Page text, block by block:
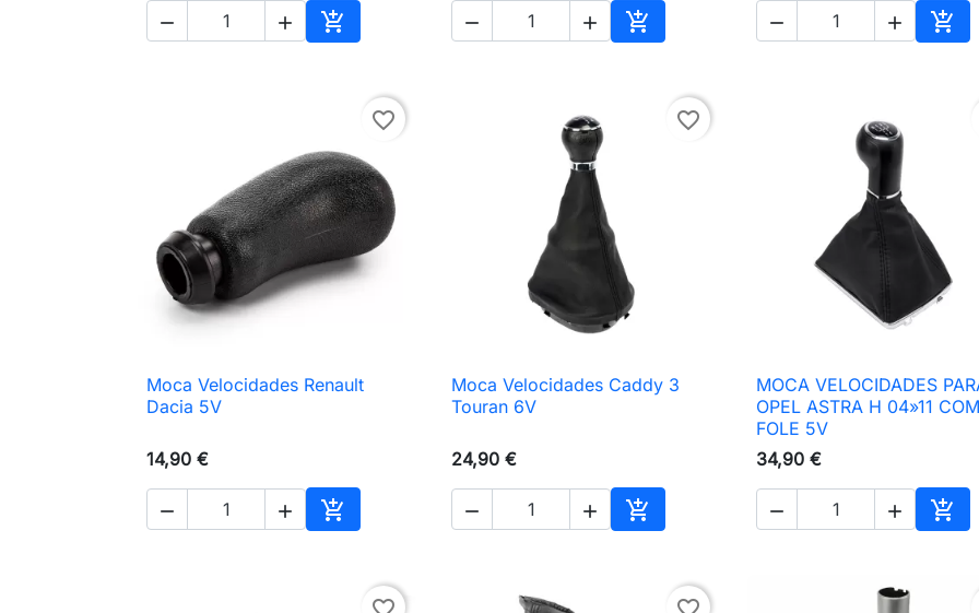
  
Adicionar ao carrinho
  
Adicionar ao carrinho
  
favorite_border
 Vista rápida
Moca Velocidades Renault
Dacia 5V
14,90 €
  
Adicionar ao carrinho
favorite_border
 Vista rápida
Moca Velocidades Caddy 3
Touran 6V
24,90 €
  
Adicionar ao carrinho
 Vista rápida
MOCA VELOCIDADES
OPEL ASTRA H 04»11 COM
FOLE 5V
34,90 €
  